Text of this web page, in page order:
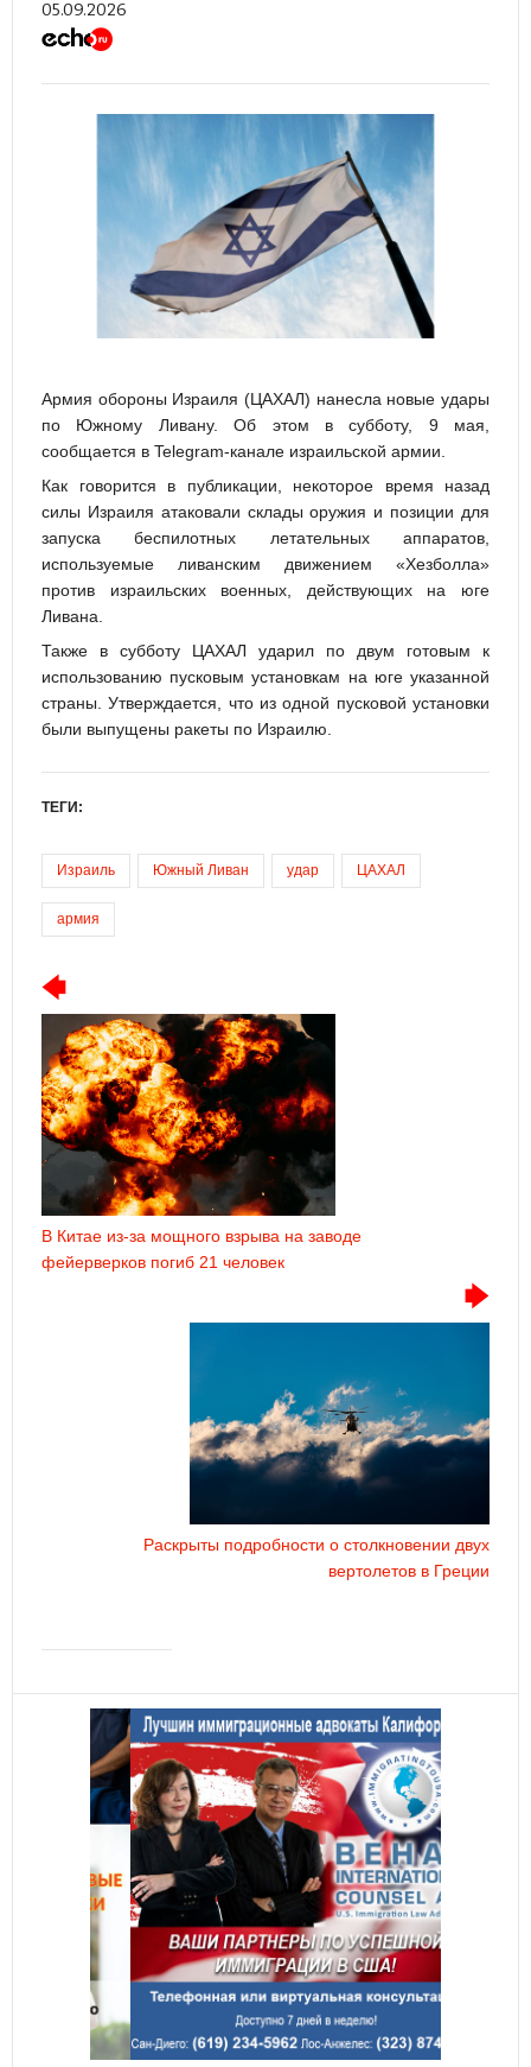
05.09.2026
Армия обороны Израиля (ЦАХАЛ) нанесла новые удары
по Южному Ливану. Об этом в субботу, 9 мая,
сообщается в Telegram-канале израильской армии.
Как говорится в публикации, некоторое время назад
силы Израиля атаковали склады оружия и позиции для
запуска беспилотных летательных аппаратов,
используемые ливанским движением «Хезболла»
против израильских военных, действующих на юге
Ливана.
Также в субботу ЦАХАЛ ударил по двум готовым к
использованию пусковым установкам на юге указанной
страны. Утверждается, что из одной пусковой установки
были выпущены ракеты по Израилю.
ТЕГИ:
Израиль Южный Ливан удар ЦАХАЛ
армия
В Китае из-за мощного взрыва на заводе
фейерверков погиб 21 человек
Раскрыты подробности о столкновении двух
вертолетов в Греции